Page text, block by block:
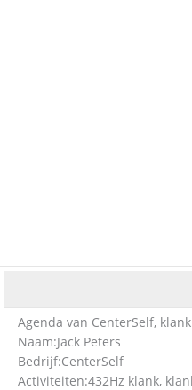
Agenda van CenterSelf,
Naam:Jack Peters
Bedrijf:CenterSelf
Activiteiten:432Hz klank,